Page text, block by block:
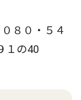
８０・５４
１の40